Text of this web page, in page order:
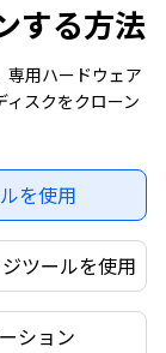
する方法
専用ハードウェア
スクをクローン
を使用
ツールを使用
ション